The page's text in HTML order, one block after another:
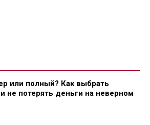
или полный? Как выбрать
не потерять деньги на неверном